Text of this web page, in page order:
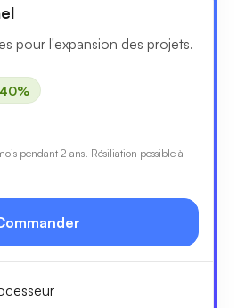
pour l'expansion des projets.
pendant 2 ans. Résiliation possible à